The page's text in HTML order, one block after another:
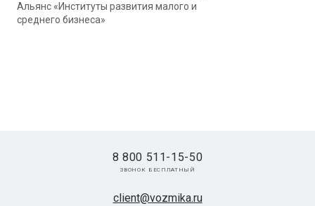
Альянс «Институты развития малого и
среднего бизнеса»
client@vozmika.ru
8 800 511-15-50
звонок бесплатный